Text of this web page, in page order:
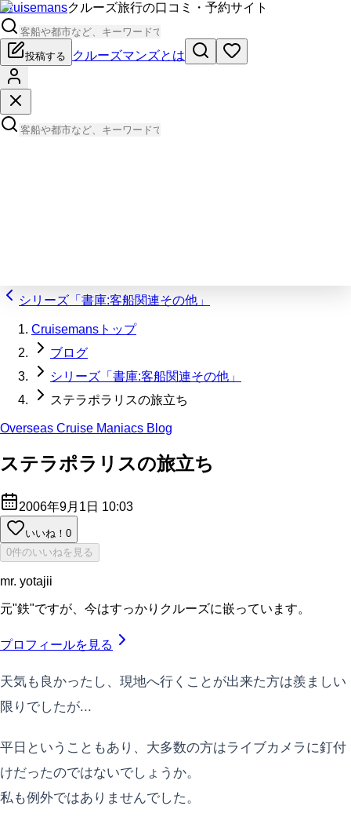
Cruisemansクルーズ旅行の口コミ・予約サイト
投稿する クルーズマンズとは
シリーズ「書庫:客船関連その他」
Cruisemansトップ
ブログ
シリーズ「書庫:客船関連その他」
ステラポラリスの旅立ち
Overseas Cruise Maniacs Blog
ステラポラリスの旅立ち
2006年9月1日 10:03
いいね！ 0
0件のいいねを見る
mr. yotajii
元"鉄"ですが、今はすっかりクルーズに嵌っています。
プロフィールを見る
天気も良かったし、現地へ行くことが出来た方は羨ましい
限りでしたが...
平日ということもあり、大多数の方はライブカメラに釘付
けだったのではないでしょうか。
私も例外ではありませんでした。